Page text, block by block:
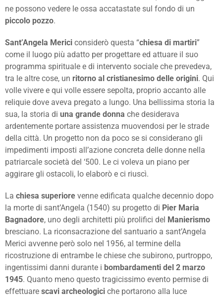
ne possono vedere le ossa accatastate sul fondo di un
piccolo pozzo.
Sant’Angela Merici considerò questa “chiesa di martiri”
come il luogo più adatto per progettare ed attuare il suo
programma spirituale e di intervento sociale che prevedeva,
tra le altre cose, un ritorno al cristianesimo delle origini. Qui
volle vivere e qui volle essere sepolta, proprio accanto alle
reliquie dove aveva pregato a lungo. Una bellissima storia la
sua, la storia di una grande donna che desiderava
ardentemente portare assistenza muovendosi per le strade
della città. Un progetto non da poco se si considerano gli
impedimenti imposti all’azione concreta delle donne nella
patriarcale società del ‘500. Le ci voleva un piano per
aggirare gli ostacoli, lo elaborò e ci riuscì.
La chiesa superiore venne edificata qualche decennio dopo
la morte di sant’Angela (1540) su progetto di Pier Maria
Bagnadore, uno degli architetti più prolifici del Manierismo
bresciano. La riconsacrazione del santuario a sant’Angela
Merici avvenne però solo nel 1956, al termine della
ricostruzione di entrambe le chiese che subirono, purtroppo,
ingentissimi danni durante i bombardamenti del 2 marzo
1945. Quanto meno questo tragicissimo evento permise di
effettuare scavi archeologici che portarono alla luce